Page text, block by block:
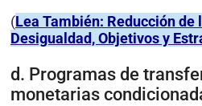
(Lea También: Reducción de
Desigualdad, Objetivos y
d. Programas de
monetarias